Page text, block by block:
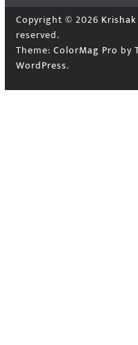
Copyright © 2026
reserved.
Theme: ColorMag Pro by
WordPress.